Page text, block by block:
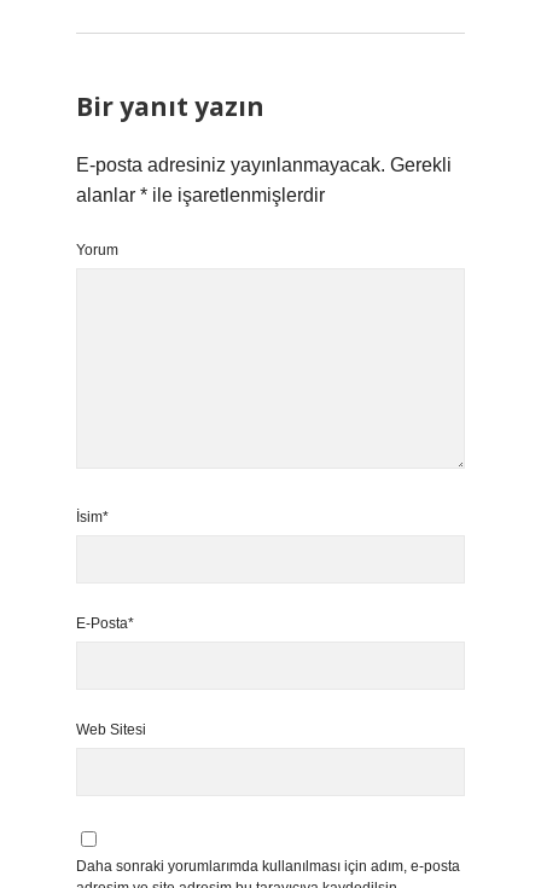
Bir yanıt yazın
E-posta adresiniz yayınlanmayacak. Gerekli
alanlar * ile işaretlenmişlerdir
Yorum
İsim*
E-Posta*
Web Sitesi
Daha sonraki yorumlarımda kullanılması için adım, e-posta